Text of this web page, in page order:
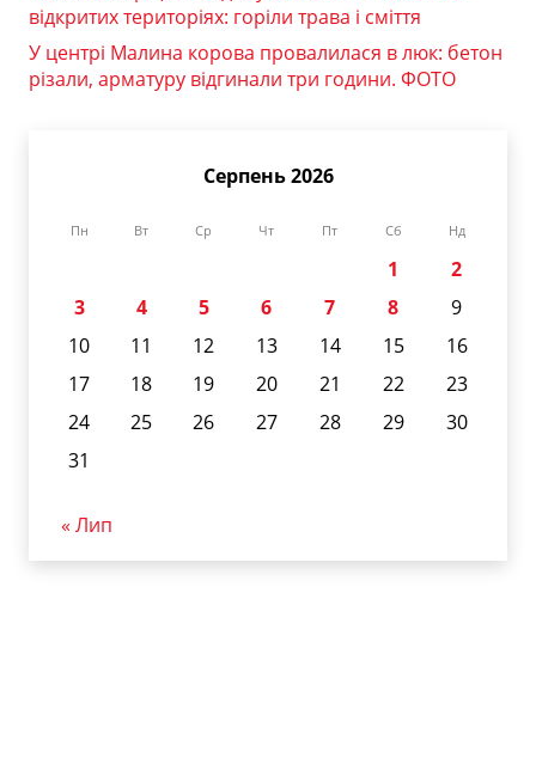
відкритих територіях: горіли трава і сміття
У центрі Малина корова провалилася в люк: бетон
різали, арматуру відгинали три години. ФОТО
Серпень 2026
Пн Вт Ср Чт Пт Сб Нд
1
2
3
4 5 6 7 8
9
10
11 12 13 14 15
16
17
18 19 20 21 22
23
24
25 26 27 28 29
30
31
« Лип